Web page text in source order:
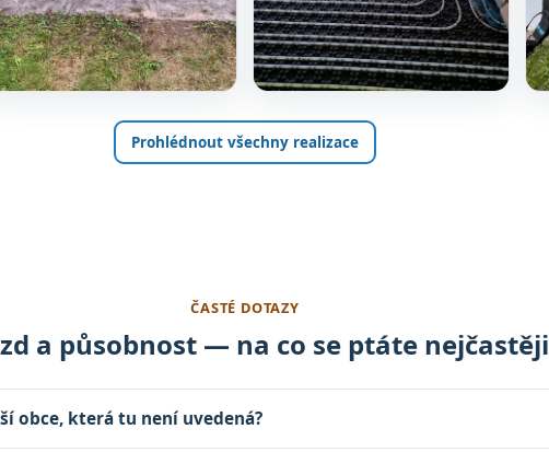
Prohlédnout všechny realizace
ČASTÉ DOTAZY
a působnost — na co se ptáte nejčastěji
obce, která tu není uvedená?